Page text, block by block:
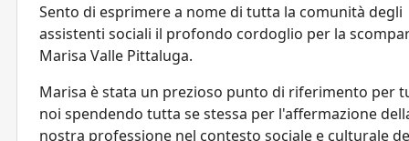
Sento di esprimere a nome di tutta la comunità degli
assistenti sociali il profondo cordoglio per la
Marisa Valle Pittaluga.
Marisa è stata un prezioso punto di riferimento per
noi spendendo tutta se stessa per l'affermazione
nostra professione nel contesto sociale e culturale